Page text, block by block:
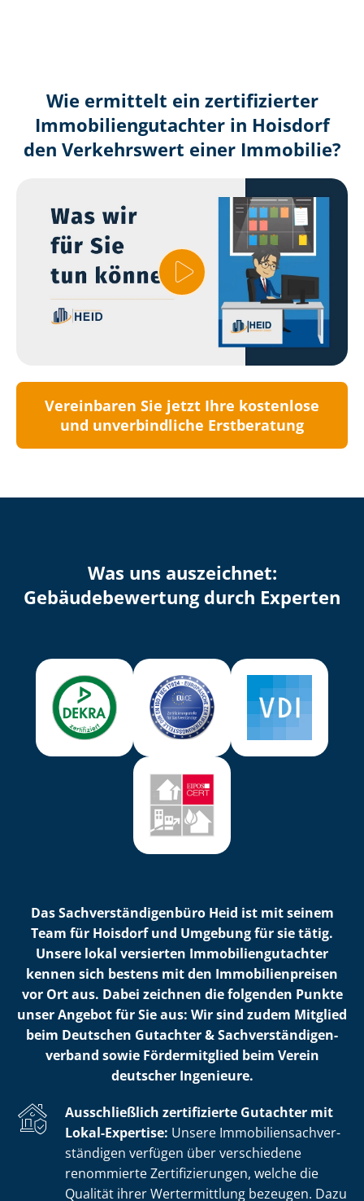
Wie ermittelt ein zertifizierter
Immobilien­gutachter in Hoisdorf
den Verkehrswert einer Immobilie?
Vereinbaren Sie jetzt Ihre kostenlose
und unverbindliche Erstberatung
Was uns auszeichnet:
Ge­bäu­de­be­wer­tung durch Experten
Das Sach­ver­stän­di­gen­bü­ro Heid ist mit seinem
Team für Hoisdorf und Umgebung für sie tätig.
Unsere lokal versierten Im­mo­bi­li­en­gut­ach­ter
kennen sich bestens mit den Im­mo­bi­li­en­prei­sen
vor Ort aus. Dabei zeichnen die folgenden Punkte
unser Angebot für Sie aus: Wir sind zudem Mitglied
beim Deutschen Gutachter & Sach­ver­stän­di­gen­
ver­band sowie Fördermitglied beim Verein
deutscher Ingenieure.
Ausschließlich zertifizierte Gutachter mit
Lokal-Expertise: Unsere Im­mo­bi­li­en­sach­ver­
stän­di­gen verfügen über verschiedene
renommierte Zer­ti­fi­zie­run­gen, welche die
Qualität ihrer Wertermittlung bezeugen. Dazu